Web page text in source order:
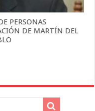
PERSONAS
DE MARTÍN DEL